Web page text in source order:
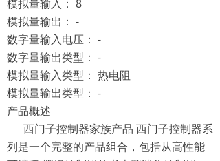
模拟量输入： 8
模拟量输出： -
数字量输入电压： -
数字量输出类型： -
模拟量输入类型： 热电阻
模拟量输出类型： -
产品概述
西门子控制器家族产品 西门子控制器系
列是一个完整的产品组合，包括从高性能